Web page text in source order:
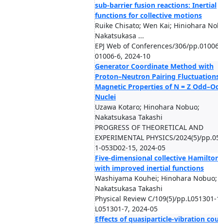
sub-barrier fusion reactions: Inertial
functions for collective motions
Ruike Chisato; Wen Kai; Hiniohara
Nakatsukasa ...
EPJ Web of Conferences/306/
01006-6, 2024-10
Generator Coordinate Method with
Proton–Neutron Pairing
Magnetic Properties of N = Z
Nuclei
Uzawa Kotaro; Hinohara Nobuo;
Nakatsukasa Takashi
PROGRESS OF THEORETICAL AND
EXPERIMENTAL PHYSICS/2024(5)/
1-053D02-15, 2024-05
Five-dimensional collective
with improved inertial functions
Washiyama Kouhei; Hinohara Nobuo;
Nakatsukasa Takashi
Physical Review C/109(5)/
L051301-7, 2024-05
Effects of quasiparticle-vibration